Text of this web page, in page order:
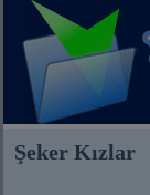
Şeker Kızlar